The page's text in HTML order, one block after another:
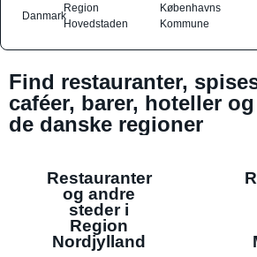
Danmark
Region
Hovedstaden
Københavns
Kommune
Find restauranter,
caféer, barer, hoteller
de danske regioner
Restauranter
og andre
steder i
Region
Nordjylland